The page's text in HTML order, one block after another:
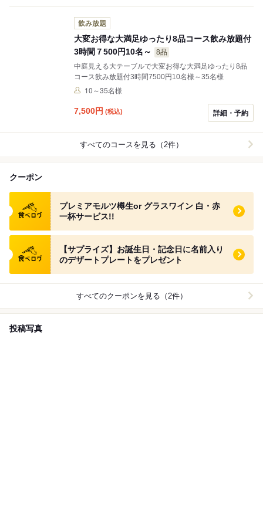
飲み放題
大変お得な大満足ゆったり8品コース飲み放題付
3時間７500円10名～
8品
中庭見える大テーブルで大変お得な大満足ゆったり8品
コース飲み放題付3時間7500円10名様～35名様
10～35名様
7,500円 (税込) 詳細・予約
すべてのコースを見る（2件）
クーポン
食べログ クーポン
プレミアモルツ樽生or グラスワイン 白・赤
一杯サービス!!
食べログ クーポン
【サプライズ】お誕生日・記念日に名前入り
のデザートプレートをプレゼント
すべてのクーポンを見る（2件）
投稿写真